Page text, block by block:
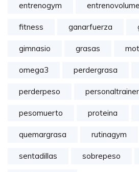
entrenogym
fitness ganarfuerza
gimnasio grasas
omega3 perdergrasa
perderpeso personaltrainer
pesomuerto proteina
quemargrasa rutinagym
sentadillas sobrepeso